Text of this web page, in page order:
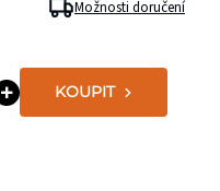
KOUPIT
Možnosti doručení